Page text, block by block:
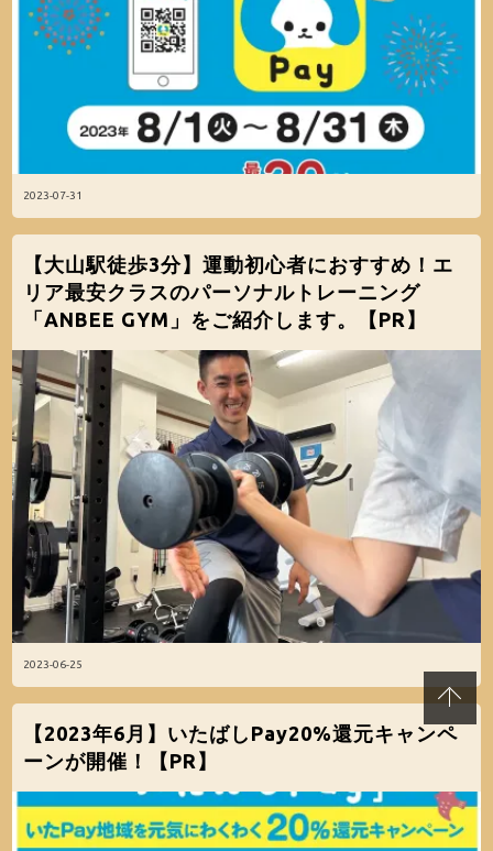
2023-07-31
2023-06-25
【大山駅徒歩3分】運動初心者におすすめ！エ
リア最安クラスのパーソナルトレーニング
「ANBEE GYM」をご紹介します。【PR】
【2023年6月】いたばしPay20%還元キャンペ
ーンが開催！【PR】